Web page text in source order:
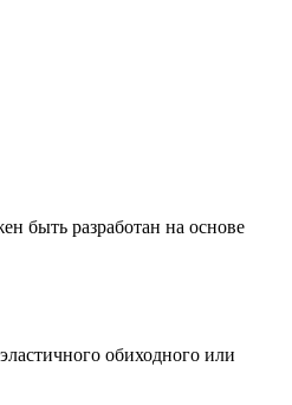
быть разработан на основе
обиходного или